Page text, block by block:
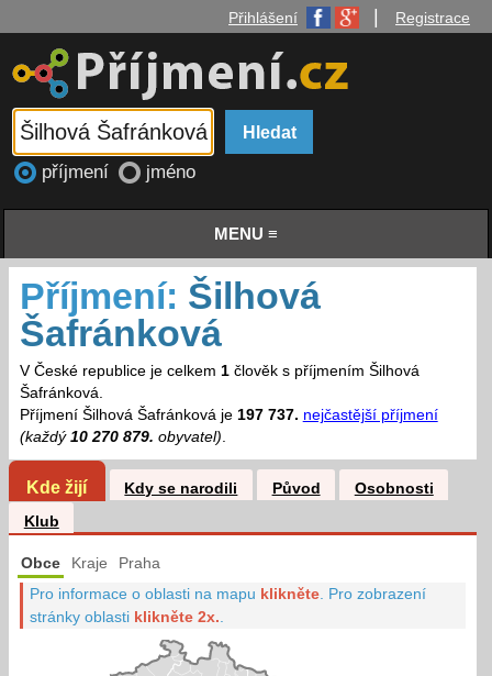
Přihlášení Registrace
příjmení jméno
MENU ≡
Příjmení: Šilhová
Šafránková
V České republice je celkem 1člověk s příjmením Šilhová
Šafránková.
Příjmení Šilhová Šafránková je 197 737. nejčastější příjmení
(každý 10 270 879. obyvatel).
Kde žijí Kdy se narodili Původ
Osobnosti
Klub
Obce Kraje Praha
Pro informace o oblasti na mapu klikněte Pro zobrazení
stránky oblasti klikněte 2x.